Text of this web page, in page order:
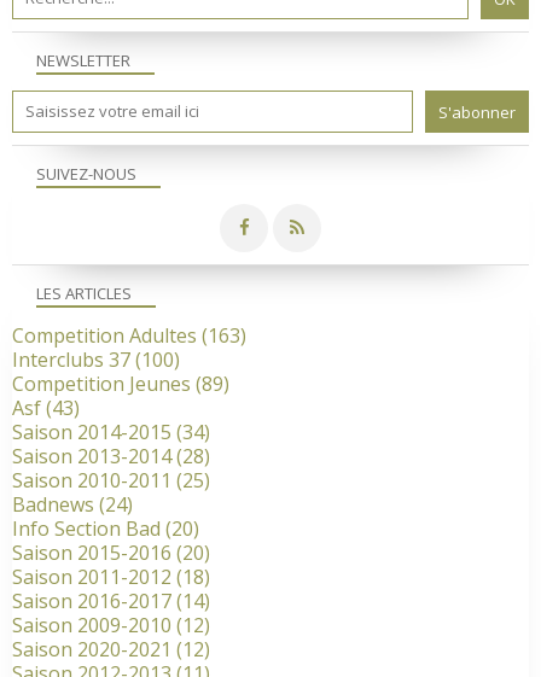
NEWSLETTER
SUIVEZ-NOUS
LES ARTICLES
Competition Adultes (163)
Interclubs 37(100)
Competition Jeunes (89)
Asf(43)
Saison 2014-2015 (34)
Saison 2013-2014(28)
Saison 2010-2011 (25)
Badnews (24)
Info Section Bad (20)
Saison 2015-2016 (20)
Saison 2011-2012 (18)
Saison 2016-2017(14)
Saison 2009-2010 (12)
Saison 2020-2021 (12)